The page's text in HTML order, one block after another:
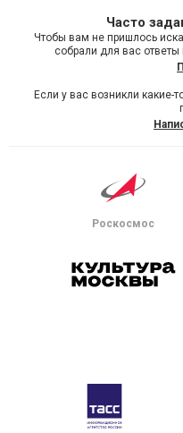
Часто
Чтобы вам не пришлось
собрали для вас
Если у вас возникли
Роскосмос